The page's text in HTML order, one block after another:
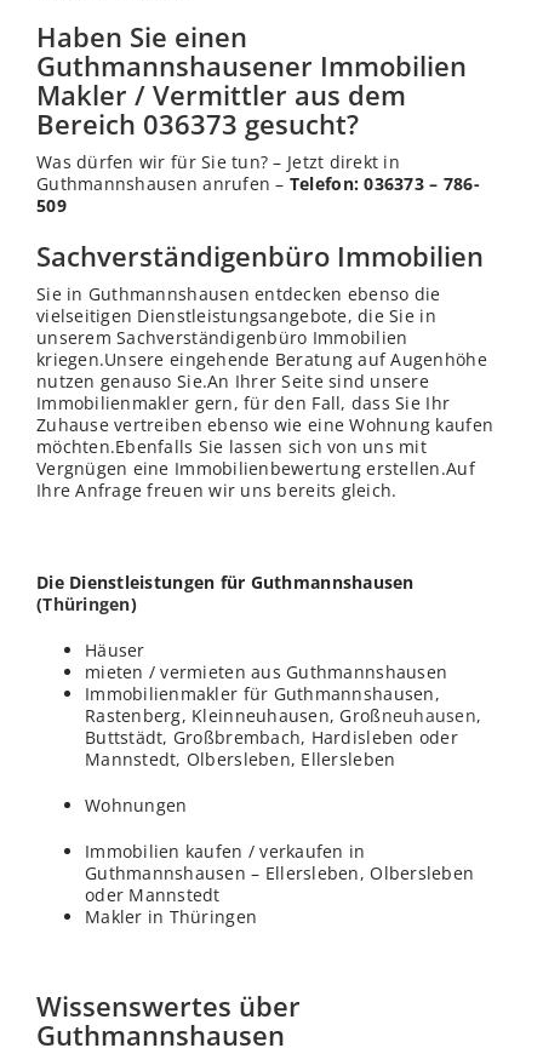
Haben Sie einen
Guthmannshausener Immobilien
Makler / Vermittler aus dem
Bereich 036373 gesucht?
Was dürfen wir für Sie tun? – Jetzt direkt in
Guthmannshausen anrufen – Telefon: 036373 – 786-
509
Sachverständigenbüro Immobilien
Sie in Guthmannshausen entdecken ebenso die
vielseitigen Dienstleistungsangebote, die Sie in
unserem Sachverständigenbüro Immobilien
kriegen.Unsere eingehende Beratung auf Augenhöhe
nutzen genauso Sie.An Ihrer Seite sind unsere
Immobilienmakler gern, für den Fall, dass Sie Ihr
Zuhause vertreiben ebenso wie eine Wohnung kaufen
möchten.Ebenfalls Sie lassen sich von uns mit
Vergnügen eine Immobilienbewertung erstellen.Auf
Ihre Anfrage freuen wir uns bereits gleich.
Die Dienstleistungen für Guthmannshausen
(Thüringen)
Häuser
mieten / vermieten aus Guthmannshausen
Immobilienmakler für Guthmannshausen,
Rastenberg, Kleinneuhausen, Großneuhausen,
Buttstädt, Großbrembach, Hardisleben oder
Mannstedt, Olbersleben, Ellersleben
Wohnungen
Immobilien kaufen / verkaufen in
Guthmannshausen – Ellersleben, Olbersleben
oder Mannstedt
Makler in Thüringen
Wissenswertes über
Guthmannshausen